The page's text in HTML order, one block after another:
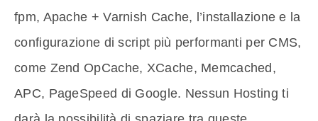
fpm, Apache + Varnish Cache, l’installazione e la
configurazione di script più performanti per CMS,
come Zend OpCache, XCache, Memcached,
APC, PageSpeed di Google. Nessun Hosting ti